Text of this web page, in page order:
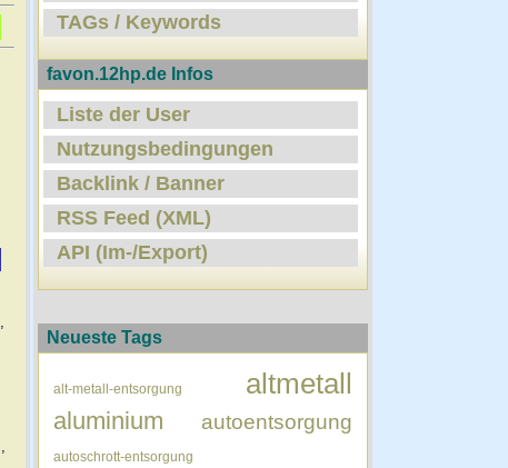
,
,
TAGs / Keywords
favon.12hp.de Infos
Liste der User
Nutzungsbedingungen
Backlink / Banner
RSS Feed (XML)
API (Im-/Export)
Neueste Tags
alt-metall-entsorgung altmetall
aluminium autoentsorgung
autoschrott-entsorgung